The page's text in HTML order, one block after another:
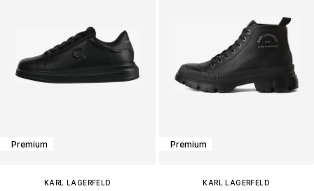
Premium
KARL LAGERFELD
Premium
KARL LAGERFELD